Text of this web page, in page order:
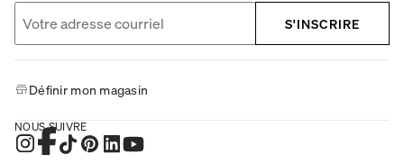
S'INSCRIRE
Définir mon magasin
NOUS SUIVRE